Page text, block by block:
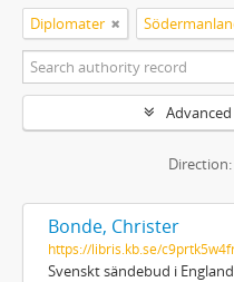
Diplomater
Direction:
Bonde, Christer
https://libris.kb.se/
Svenskt sändebud i